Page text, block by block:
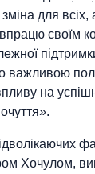
для
своїм
важливою
на
Хочулом,